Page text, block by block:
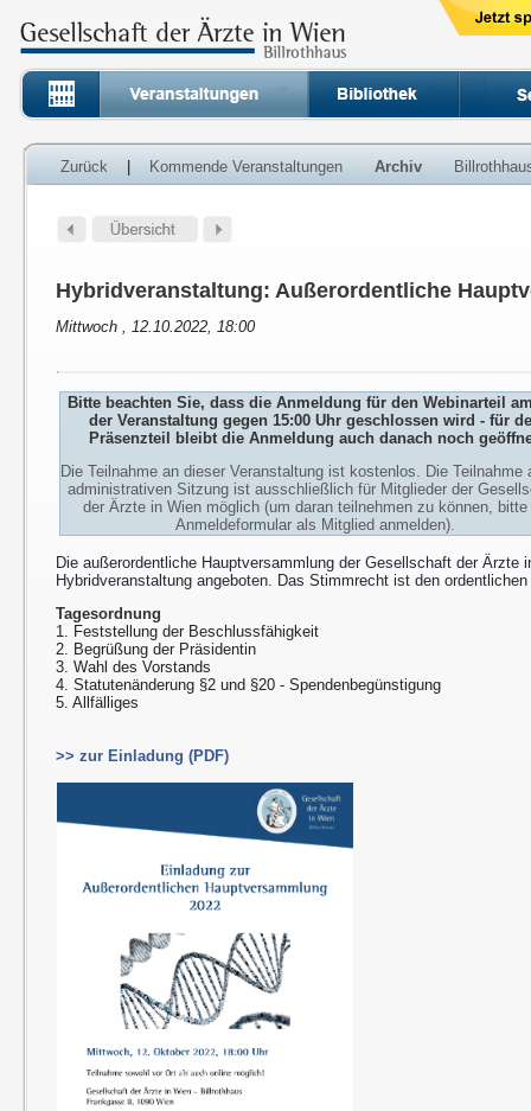
Zurück Kommende Veranstaltungen Archiv
Hybridveranstaltung: Außerordentliche
Mittwoch , 12.10.2022, 18:00
Bitte beachten Sie, dass die Anmeldung für den Webinarteil
der Veranstaltung gegen 15:00 Uhr geschlossen wird - für
Präsenzteil bleibt die Anmeldung auch danach noch
Die Teilnahme an dieser Veranstaltung ist kostenlos. Die Teilnahme
administrativen Sitzung ist ausschließlich für Mitglieder der
der Ärzte in Wien möglich (um daran teilnehmen zu können,
Anmeldeformular als Mitglied anmelden).
Die außerordentliche Hauptversammlung der Gesellschaft der Ärzte
Hybridveranstaltung angeboten. Das Stimmrecht ist den
Tagesordnung
1. Feststellung der Beschlussfähigkeit
2. Begrüßung der Präsidentin
3. Wahl des Vorstands
4. Statutenänderung §2 und §20 - Spendenbegünstigung
5. Allfälliges
>> zur Einladung (PDF)